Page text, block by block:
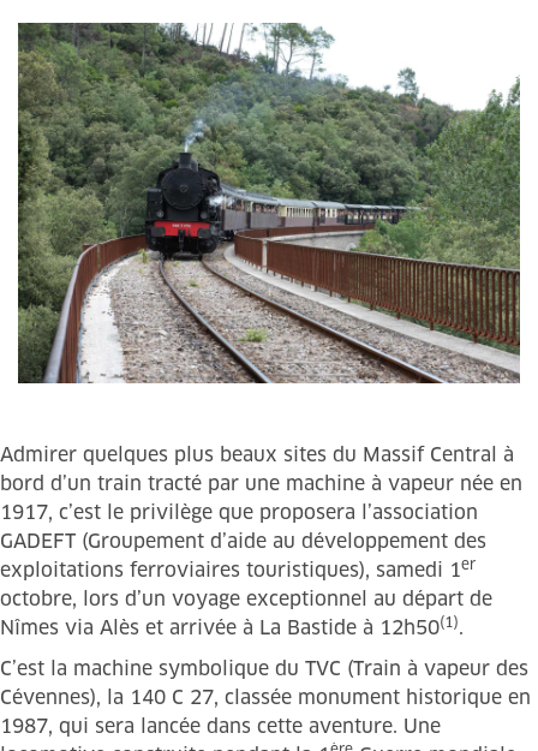
Admirer quelques plus beaux sites du Massif Central à
bord d’un train tracté par une machine à vapeur née en
1917, c’est le privilège que proposera l’association
GADEFT (Groupement d’aide au développement des
exploitations ferroviaires touristiques), samedi 1er
octobre, lors d’un voyage exceptionnel au départ de
Nîmes via Alès et arrivée à La Bastide à 12h50(1).
C’est la machine symbolique du TVC (Train à vapeur des
Cévennes), la 140 C 27, classée monument historique en
1987, qui sera lancée dans cette aventure. Une